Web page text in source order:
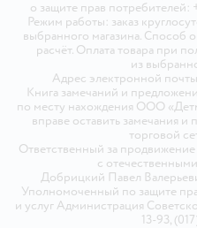
о защите прав потребителей:
Режим работы: заказ
выбранного магазина. Способ
расчёт. Оплата товара при
из
Адрес электронной
Книга замечаний и
по месту нахождения ООО
вправе оставить замечания
торговой
Ответственный за
с
Добрицкий Павел
Уполномоченный по защите
и услуг Администрация
13-93,